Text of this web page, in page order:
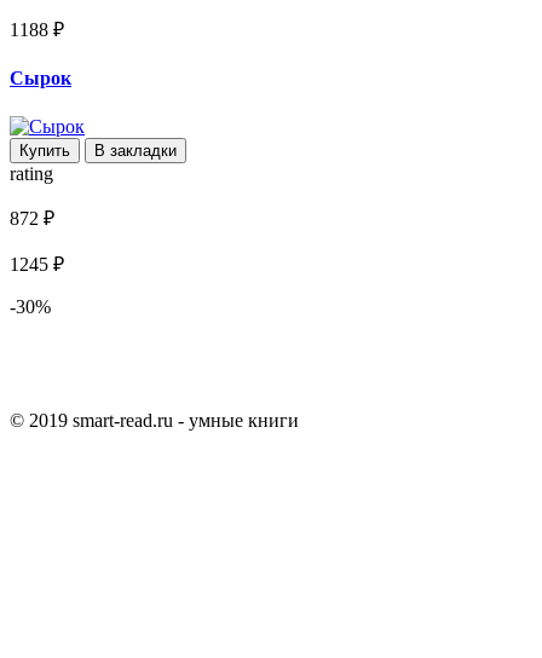
1188 ₽
Сырок
Купить В закладки
rating
872 ₽
1245 ₽
-30%
© 2019 smart-read.ru - умные книги